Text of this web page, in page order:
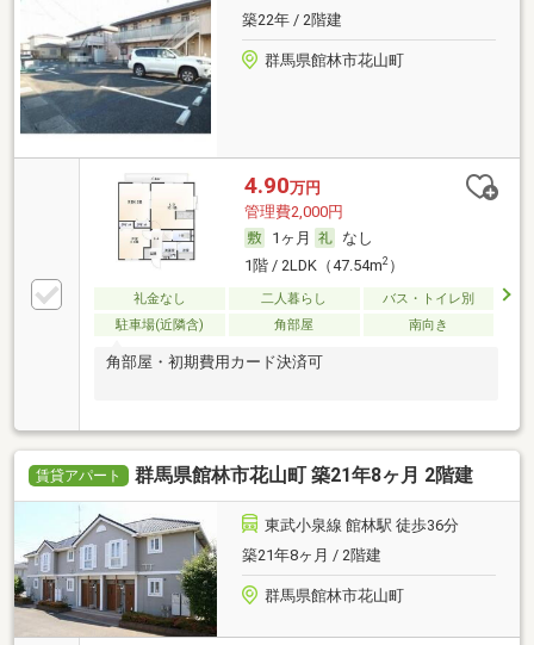
築22年 / 2階建
群馬県館林市花山町
4.90万円
管理費2,000円
1ヶ月
なし
1階 / 2LDK（47.54m2）
礼金なし 二人暮らし
バス・トイレ別
駐車場(近隣含)
角部屋 南向き
角部屋・初期費用カード決済可
賃貸アパート 群馬県館林市花山町 築21年8ヶ月 2階建
東武小泉線 館林駅 徒歩36分
築21年8ヶ月 / 2階建
群馬県館林市花山町